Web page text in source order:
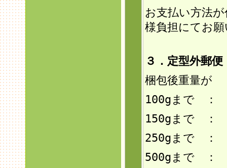
お支払い方法
様負担にてお
３．定型外郵
梱包後重量が
100gまで ：
150g まで ：
250gまで ：
500gまで ：